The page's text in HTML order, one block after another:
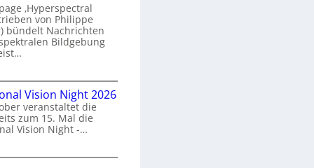
‚Hyperspectral
von Philippe
bündelt Nachrichten
Bildgebung
Vision Night 2026
veranstaltet die
zum 15. Mal die
Vision Night -…